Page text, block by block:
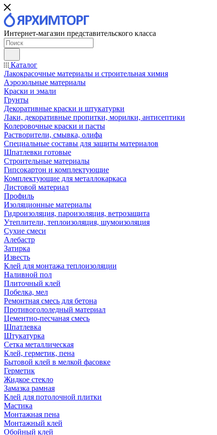
Интернет-магазин представительского класса
Каталог
Лакокрасочные материалы и строительная химия
Аэрозольные материалы
Краски и эмали
Грунты
Декоративные краски и штукатурки
Лаки, декоративные пропитки, морилки, антисептики
Колеровочные краски и пасты
Растворители, смывка, олифа
Специальные составы для защиты материалов
Шпатлевки готовые
Строительные материалы
Гипсокартон и комплектующие
Комплектующие для металлокаркаса
Листовой материал
Профиль
Изоляционные материалы
Гидроизоляция, пароизоляция, ветрозащита
Утеплители, теплоизоляция, шумоизоляция
Сухие смеси
Алебастр
Затирка
Известь
Клей для монтажа теплоизоляции
Наливной пол
Плиточный клей
Побелка, мел
Ремонтная смесь для бетона
Противогололедный материал
Цементно-песчаная смесь
Шпатлевка
Штукатурка
Сетка металлическая
Клей, герметик, пена
Бытовой клей в мелкой фасовке
Герметик
Жидкое стекло
Замазка рамная
Клей для потолочной плитки
Мастика
Монтажная пена
Монтажный клей
Обойный клей